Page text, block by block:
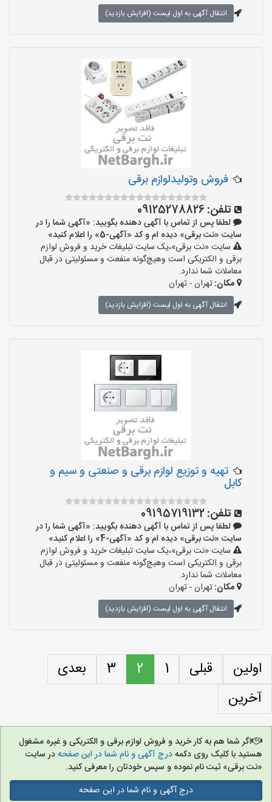
انتقال آگهی به اول لیست (افزایش بازدید)
فروش وتولیدلوازم برقی
تلفن: 09125278826
لطفا پس از تماس با آگهی دهنده بگویید: «آگهی شما را در
سایت «نت برقی» دیده ام و کد «آگهی-5» را اعلام کنید»
سایت «نت برقی»،یک سایت تبلیغات خرید و فروش لوازم
برقی و الکتریکی است وهیچ‌گونه منفعت و مسئولیتی در قبال
معاملات شما ندارد.
مکان:تهران - تهران
انتقال آگهی به اول لیست (افزایش بازدید)
تهیه و توزیع لوازم برقی و صنعتی و سیم و
کابل
تلفن:09195719132
لطفا پس از تماس با آگهی دهنده بگویید: «آگهی شما را در
سایت «نت برقی» دیده ام و کد «آگهی-4» را اعلام کنید»
سایت «نت برقی»،یک سایت تبلیغات خرید و فروش لوازم
برقی و الکتریکی است وهیچ‌گونه منفعت و مسئولیتی در قبال
معاملات شما ندارد.
مکان:تهران - تهران
انتقال آگهی به اول لیست (افزایش بازدید)
اولین قبلی 1
2
3
بعدی
آخرین
اگر شما هم به کار خرید و فروش لوازم برقی و الکتریکی و غیره مشغول
هستید با کلیک روی دکمهدرج آگهی و نام شما در این صفحهدر سایت
«نت برقی» ثبت نام نموده و سپس خودتان را معرفی کنید.
درج آگهی و نام شما در این صفحه